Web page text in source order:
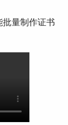
批量制作证书